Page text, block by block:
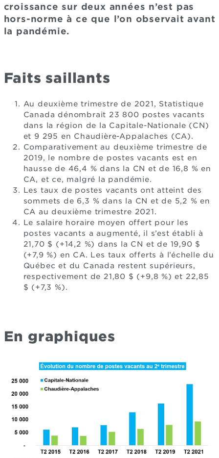
croissance sur deux années n’est pas
hors-norme à ce que l’on observait avant
la pandémie.
Faits saillants
Au deuxième trimestre de 2021, Statistique
Canada dénombrait 23 800 postes vacants
dans la région de la Capitale-Nationale (CN)
et 9 295 en Chaudière-Appalaches (CA).
Comparativement au deuxième trimestre de
2019, le nombre de postes vacants est en
hausse de 46,4 % dans la CN et de 16,8 % en
CA, et ce, malgré la pandémie.
Les taux de postes vacants ont atteint des
sommets de 6,3 % dans la CN et de 5,2 % en
CA au deuxième trimestre 2021.
Le salaire horaire moyen offert pour les
postes vacants a augmenté, il s’est établi à
21,70 $ (+14,2 %) dans la CN et de 19,90 $
(+7,9 %) en CA. Les taux offerts à l’échelle du
Québec et du Canada restent supérieurs,
respectivement de 21,80 $ (+9,8 %) et 22,85
$ (+7,3 %).
En graphiques